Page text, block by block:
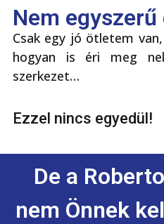
Nem egyszerű
Csak egy jó ötletem
hogyan is éri meg
szerkezet…
Ezzel nincs egyedül!
De a
nem Önnek